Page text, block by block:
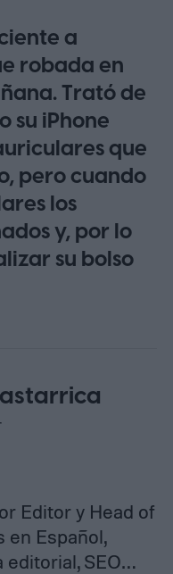
a
robada en
Trató de
su iPhone
que
pero cuando
los
y, por lo
su bolso
Editor y Head of
en Español,
editorial, SEO…